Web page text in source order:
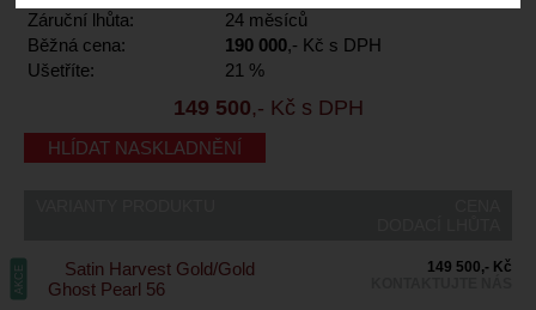
Záruční lhůta:
24 měsíců
Běžná cena:
190 000,- Kč s DPH
Ušetříte:
21 %
149 500,- Kč s DPH
HLÍDAT NASKLADNĚNÍ
AKCE
Satin Harvest Gold/Gold
Ghost Pearl 56
149 500,- Kč